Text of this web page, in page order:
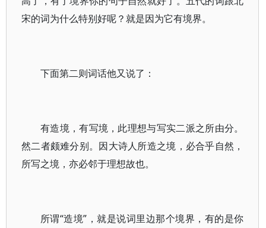
宋的词为什么特别好呢？就是因为它有境界。
下面第二则词话他又说了：
有造境，有写境，此理想与写实二派之所由分。
然二者颇难分别。因大诗人所造之境，必合乎自然，
所写之境，亦必邻于理想故也。
所谓“造境”，就是说词里边那个境界，有的是你